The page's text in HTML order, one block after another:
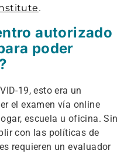
.
autorizado
poder
19, esto era un
el examen vía online
escuela u oficina. Sin
con las políticas de
requieren un evaluador